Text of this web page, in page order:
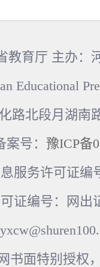
教育厅 主办：
Educational
路北段月湖南
号： 豫ICP备
服务许可证编
证编号：网出
书面特别授权